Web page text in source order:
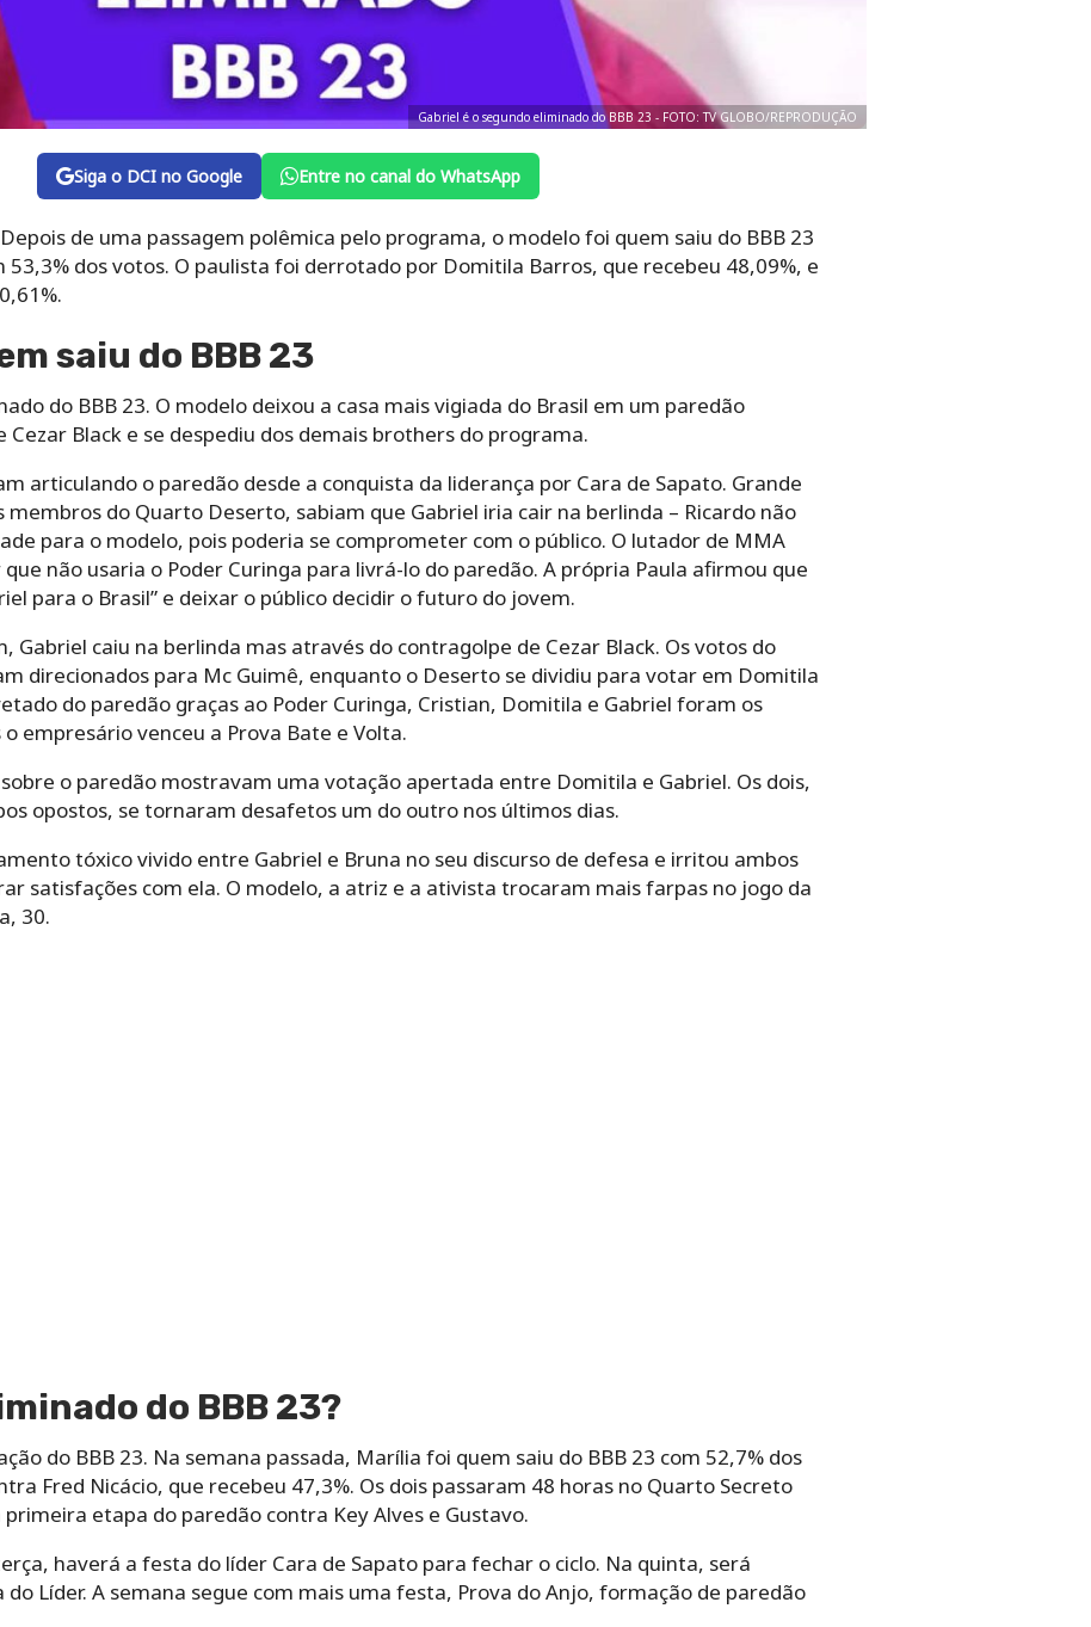
Gabriel é o segundo eliminado do BBB 23 - FOTO: TV GLOBO/REPRODUÇÃO
Siga o DCI no Google Entre no canal do WhatsApp
de uma passagem polêmica pelo programa, o modelo foi quem saiu do BBB 23
dos votos. O paulista foi derrotado por Domitila Barros, que recebeu 48,09%, e
saiu do BBB 23
do BBB 23. O modelo deixou a casa mais vigiada do Brasil em um paredão
Black e se despediu dos demais brothers do programa.
articulando o paredão desde a conquista da liderança por Cara de Sapato. Grande
membros do Quarto Deserto, sabiam que Gabriel iria cair na berlinda – Ricardo não
para o modelo, pois poderia se comprometer com o público. O lutador de MMA
não usaria o Poder Curinga para livrá-lo do paredão. A própria Paula afirmou que
para o Brasil” e deixar o público decidir o futuro do jovem.
Gabriel caiu na berlinda mas através do contragolpe de Cezar Black. Os votos do
direcionados para Mc Guimê, enquanto o Deserto se dividiu para votar em Domitila
do paredão graças ao Poder Curinga, Cristian, Domitila e Gabriel foram os
empresário venceu a Prova Bate e Volta.
o paredão mostravam uma votação apertada entre Domitila e Gabriel. Os dois,
opostos, se tornaram desafetos um do outro nos últimos dias.
tóxico vivido entre Gabriel e Bruna no seu discurso de defesa e irritou ambos
satisfações com ela. O modelo, a atriz e a ativista trocaram mais farpas no jogo da
30.
do BBB 23?
do BBB 23. Na semana passada, Marília foi quem saiu do BBB 23 com 52,7% dos
Fred Nicácio, que recebeu 47,3%. Os dois passaram 48 horas no Quarto Secreto
etapa do paredão contra Key Alves e Gustavo.
haverá a festa do líder Cara de Sapato para fechar o ciclo. Na quinta, será
Líder. A semana segue com mais uma festa, Prova do Anjo, formação de paredão